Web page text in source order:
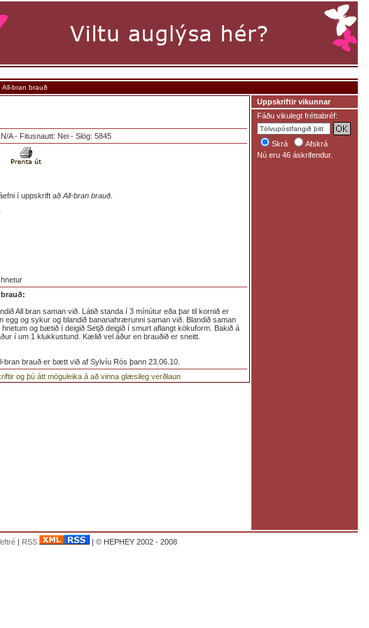
A - Fitusnautt: Nei - Slög: 5845
í uppskrift að All-bran brauð
All bran saman við. Látið standa í 3 mínútur eða þar til kornið er
egg og sykur og blandið bananahrærunni saman við. Blandið saman
hnetum og bætið í deigið Setjð deigið í smurt aflangt kökuform. Bakið á
í um 1 klukkustund. Kælið vel áður en brauðið er sneitt.
bran brauð er bætt við af Sylvíu Rós þann 23.06.10.
og þú átt möguleika á að vinna glæsileg verðlaun
Uppskriftir vikunnar
Fáðu vikulegt fréttabréf:
Skrá
Afskrá
Nú eru 46 áskrifendur.
| RSS | © HEPHEY 2002 - 2008
bran brauð